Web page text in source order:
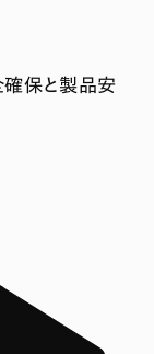
保と製品安